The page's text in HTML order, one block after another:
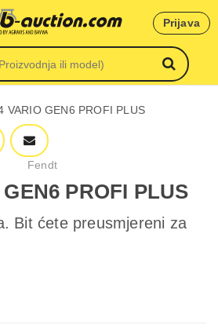
Prijava
Fendt
PROFI PLUS
Bit ćete preusmjereni za